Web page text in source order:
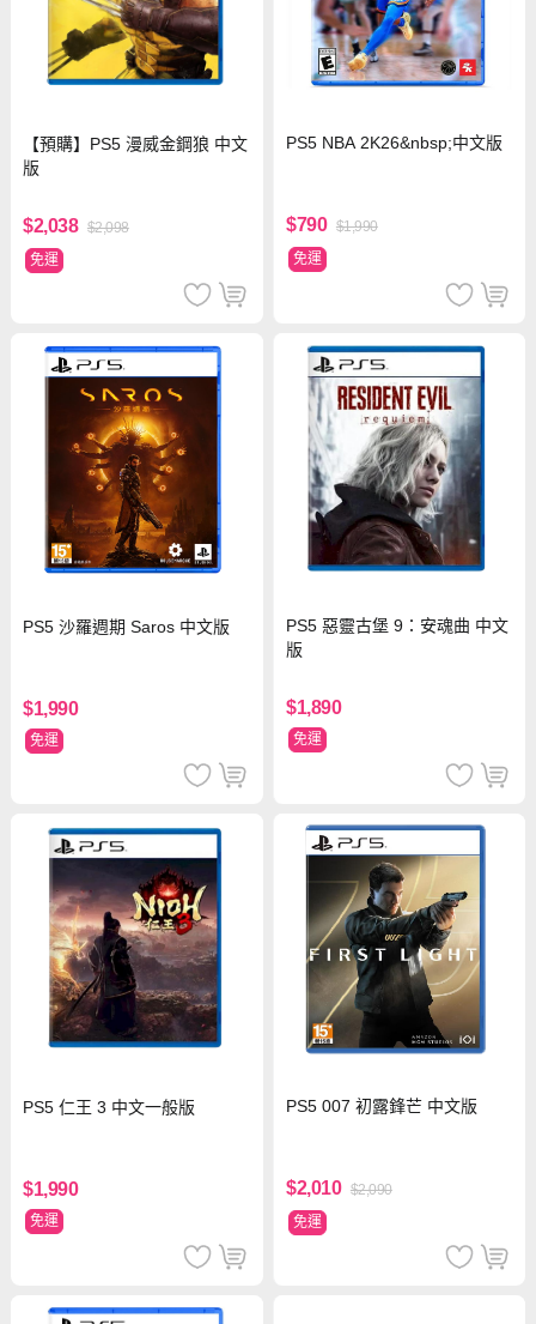
【預購】PS5 漫威金鋼狼 中文
版
$2,038 $2,098
免運
PS5 NBA 2K26&nbsp;中文版
$790 $1,990
免運
PS5 沙羅週期 Saros 中文版
$1,990
免運
PS5 惡靈古堡 9：安魂曲 中文
版
$1,890
免運
PS5 仁王 3 中文一般版
$1,990
免運
PS5 007 初露鋒芒 中文版
$2,010 $2,090
免運